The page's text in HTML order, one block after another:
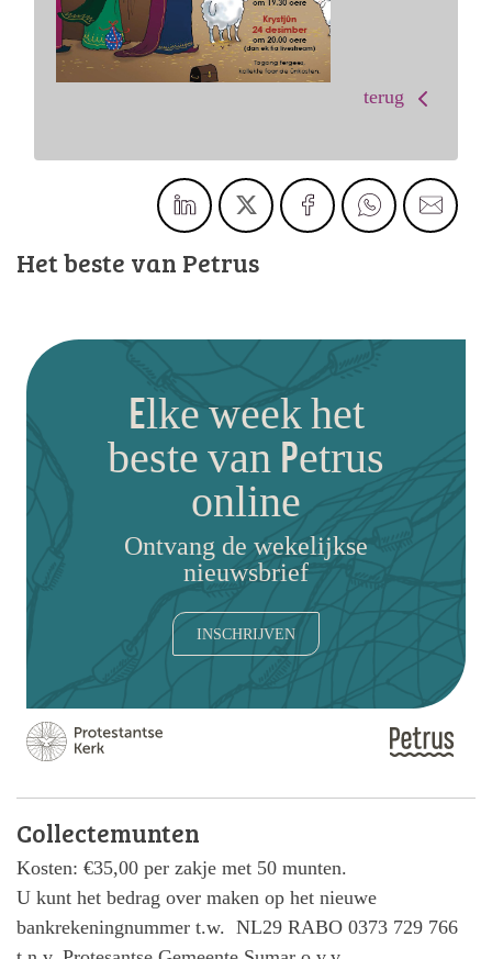
terug
Het beste van Petrus
Elke week het
beste van Petrus
online
Ontvang de wekelijkse
nieuwsbrief
INSCHRIJVEN
Collectemunten
Kosten: €35,00 per zakje met 50 munten.
U kunt het bedrag over maken op het nieuwe
bankrekeningnummer t.w. NL29 RABO 0373 729 766